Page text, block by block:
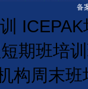
备
短期班培训
构周末班